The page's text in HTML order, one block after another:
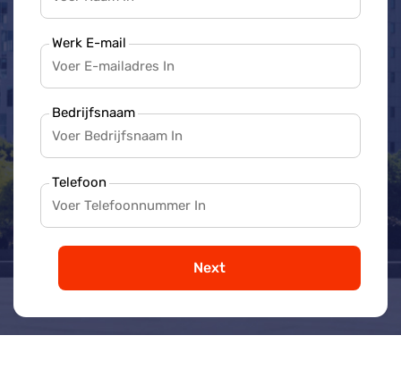
Werk E-mail
Bedrijfsnaam
Telefoon
Next